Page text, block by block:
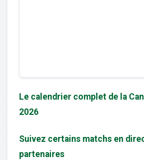
Le calendrier complet de la
2026
Suivez certains matchs en
partenaires